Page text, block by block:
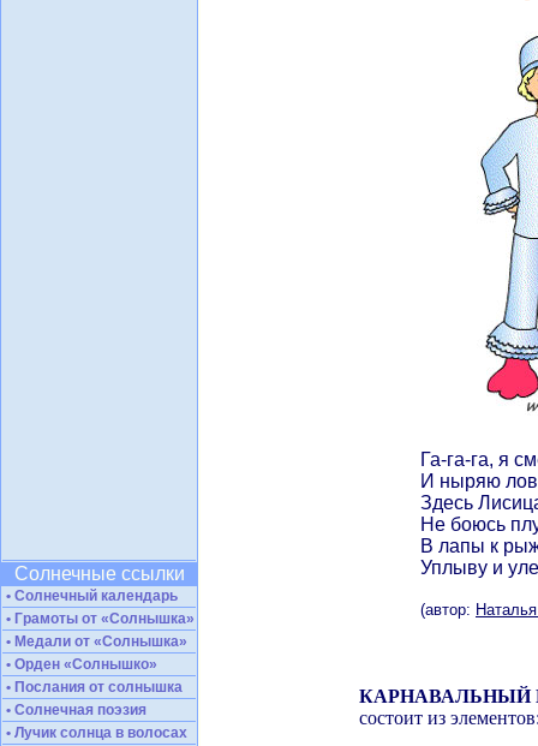
Солнечные ссылки
• Солнечный календарь
• Грамоты от «Солнышка»
• Медали от «Солнышка»
• Орден «Солнышко»
• Послания от солнышка
• Солнечная поэзия
• Лучик солнца в волосах
Га-га-га, я
И ныряю
Здесь
Не боюсь
В лапы к
Уплыву и
(автор:
КАРНАВАЛЬНЫЙ
состоит из